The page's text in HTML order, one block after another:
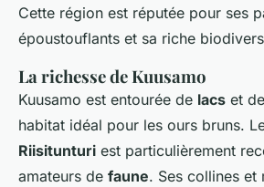
Cette région est réputée pour ses
époustouflants et sa riche
La richesse de Kuusamo
Kuusamo est entourée de lacs et
habitat idéal pour les ours bruns.
Riisitunturi est particulièrement
amateurs de faune. Ses collines et